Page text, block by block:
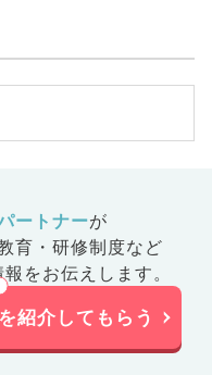
ートナーが
育・研修制度など
をお伝えします。
紹介してもらう